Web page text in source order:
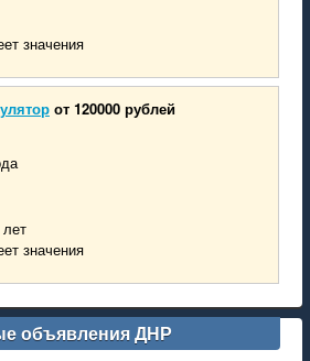
значения
от 120000 рублей
значения
объявления ДНР